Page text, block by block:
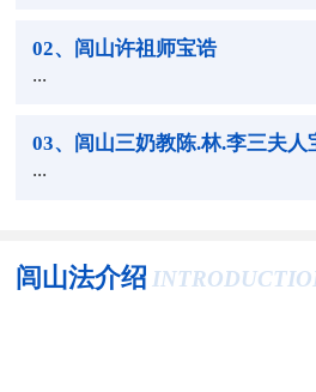
02、闾山许祖师宝诰
...
03、闾山三奶教陈.林.李三夫人
...
闾山法介绍